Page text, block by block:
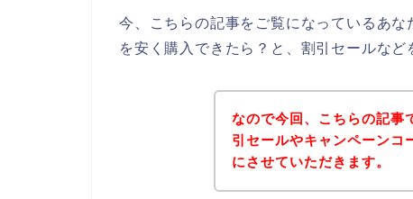
今、こちらの記事をご覧になっているあ
を安く購入できたら？と、割引セールなど
なので今回、こちらの記事
引セールやキャンペーンコ
にさせていただきます。